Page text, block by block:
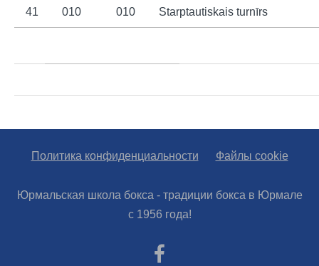
41
010
010
Starptautiskais turnīrs
Политика конфиденциальности Файлы cookie
Юрмальская школа бокса - традиции бокса в Юрмале
с 1956 года!